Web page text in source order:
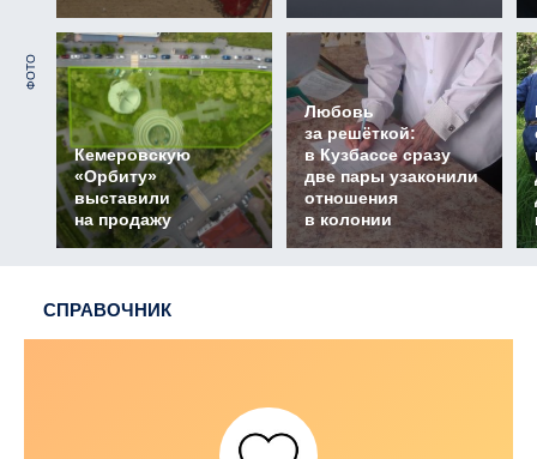
ФОТО
Кемеровскую
«Орбиту»
выставили
на продажу
Любовь
за решёткой:
в Кузбассе сразу
две пары узаконили
отношения
в колонии
СПРАВОЧНИК